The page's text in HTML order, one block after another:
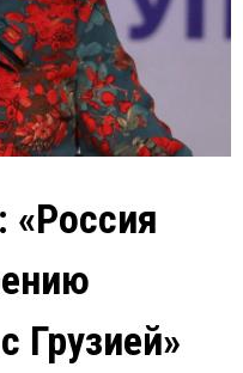
«Россия
Грузией»